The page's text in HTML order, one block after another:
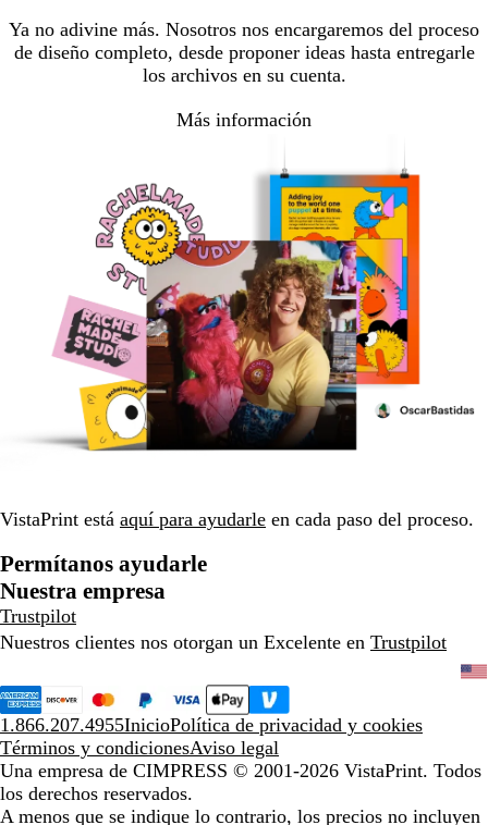
Ya no adivine más. Nosotros nos encargaremos del proceso
de diseño completo, desde proponer ideas hasta entregarle
los archivos en su cuenta.
Más información
VistaPrint está aquí para ayudarle en cada paso del proceso.
Permítanos ayudarle
Nuestra empresa
Trustpilot
Nuestros clientes nos otorgan un Excelente en Trustpilot
1.866.207.4955InicioPolítica de privacidad y cookies
Términos y condicionesAviso legal
Una empresa de CIMPRESS © 2001-2026 VistaPrint. Todos
los derechos reservados.
A menos que se indique lo contrario, los precios no incluyen